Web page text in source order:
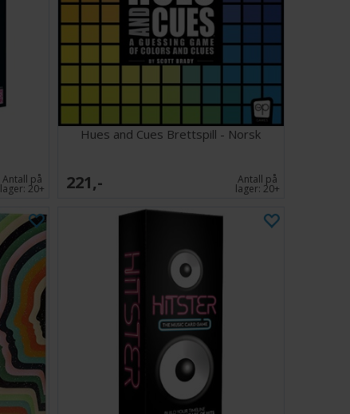
Antall på
lager:20+
Hues and Cues Brettspill - Norsk
221,- Antall på
lager:20+